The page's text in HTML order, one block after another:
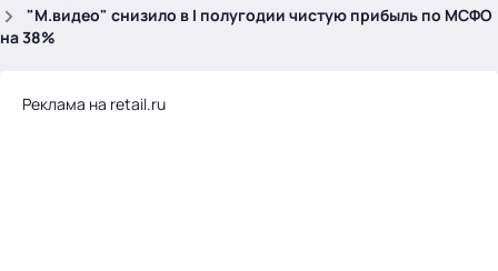
"М.видео" снизило в I полугодии чистую прибыль по МСФО
на 38%
Реклама на retail.ru